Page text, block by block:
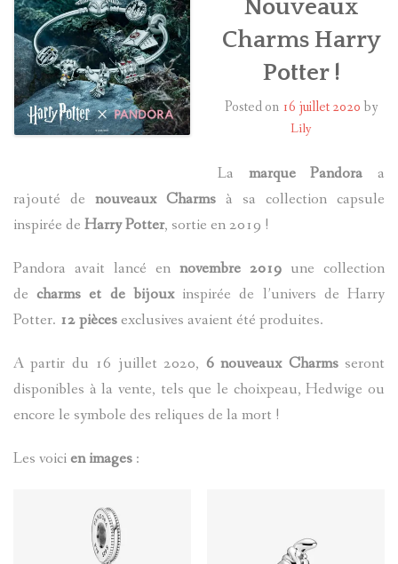
HARRY POTTER
LES ACTEURS
J.K. ROWLING
A PROPOS
Nouveaux
Charms Harry
Potter !
Posted on 16 juillet 2020by
Lily
La marque Pandora a
rajouté de nouveaux Charms à sa collection capsule
inspirée de Harry Potter, sortie en 2019 !
Pandora avait lancé en novembre 2019 une collection
decharms et de bijoux inspirée de l’univers de Harry
Potter. 12 piècesexclusives avaient été produites.
A partir du 16 juillet 2020, 6 nouveaux Charmsseront
disponibles à la vente, tels que le choixpeau, Hedwige ou
encore le symbole des reliques de la mort !
Les voicien images :